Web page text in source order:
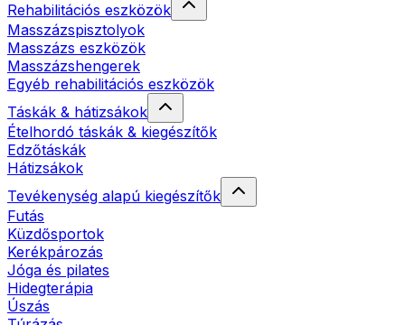
Rehabilitációs eszközök
Masszázspisztolyok
Masszázs eszközök
Masszázshengerek
Egyéb rehabilitációs eszközök
Táskák & hátizsákok
Ételhordó táskák & kiegészítők
Edzőtáskák
Hátizsákok
Tevékenység alapú kiegészítők
Futás
Küzdősportok
Kerékpározás
Jóga és pilates
Hidegterápia
Úszás